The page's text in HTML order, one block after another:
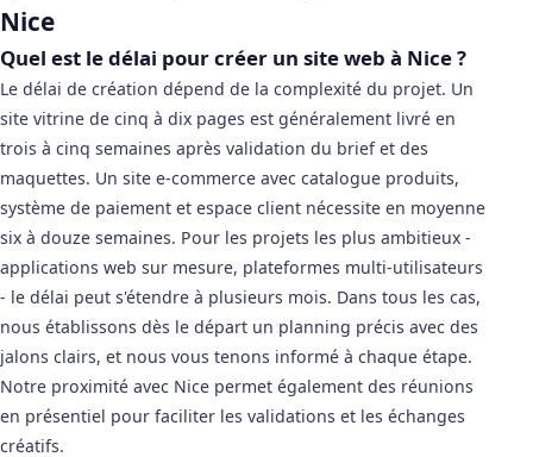
Nice
Quel est le délai pour créer un site web à Nice ?
Le délai de création dépend de la complexité du projet. Un
site vitrine de cinq à dix pages est généralement livré en
trois à cinq semaines après validation du brief et des
maquettes. Un site e-commerce avec catalogue produits,
système de paiement et espace client nécessite en moyenne
six à douze semaines. Pour les projets les plus ambitieux -
applications web sur mesure, plateformes multi-utilisateurs
- le délai peut s'étendre à plusieurs mois. Dans tous les cas,
nous établissons dès le départ un planning précis avec des
jalons clairs, et nous vous tenons informé à chaque étape.
Notre proximité avec Nice permet également des réunions
en présentiel pour faciliter les validations et les échanges
créatifs.